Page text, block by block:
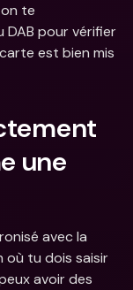
te
DAB pour vérifier
est bien mis
une
avec la
où tu dois saisir
avoir des